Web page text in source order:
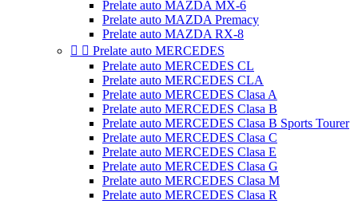
Prelate auto MAZDA MX-6
Prelate auto MAZDA Premacy
Prelate auto MAZDA RX-8
  Prelate auto MERCEDES
Prelate auto MERCEDES CL
Prelate auto MERCEDES CLA
Prelate auto MERCEDES Clasa A
Prelate auto MERCEDES Clasa B
Prelate auto MERCEDES Clasa B Sports Tourer
Prelate auto MERCEDES Clasa C
Prelate auto MERCEDES Clasa E
Prelate auto MERCEDES Clasa G
Prelate auto MERCEDES Clasa M
Prelate auto MERCEDES Clasa R